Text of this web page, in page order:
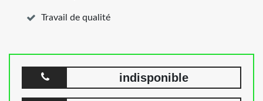
Travail de qualité
indisponible